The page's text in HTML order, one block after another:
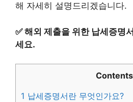
해 자세히 설명드리겠습니다.
✅해외 제출을 위한 납세증명
세요.
Contents
1 납세증명서란 무엇인가요?